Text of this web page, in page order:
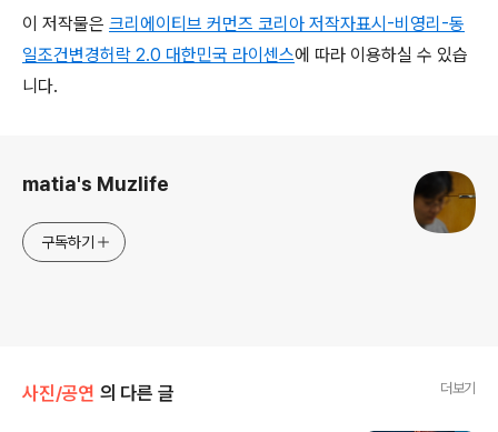
이 저작물은 크리에이티브 커먼즈 코리아 저작자표시-비영리-동
일조건변경허락 2.0 대한민국 라이센스에 따라 이용하실 수 있습
니다.
matia's Muzlife
구독하기
사진/공연 의 다른 글 더보기